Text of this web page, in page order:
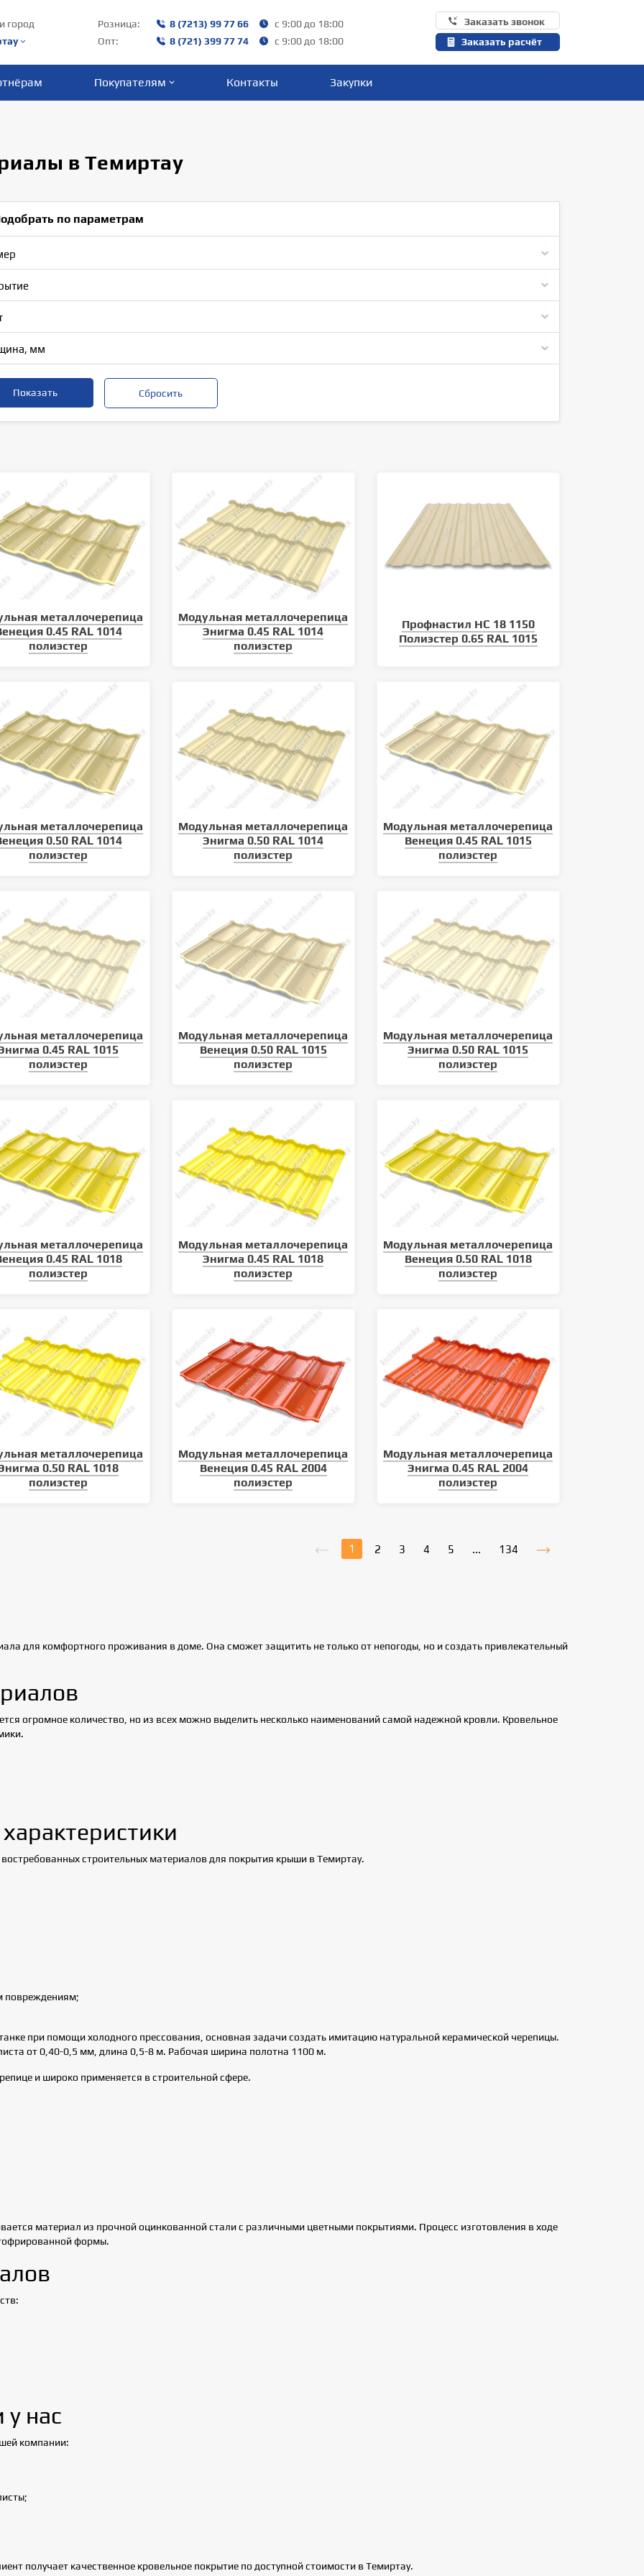
город
Розница: 8 (7213) 99 77 66
с 9:00 до 18:00
Опт:
8 (721) 399 77 74 с 9:00 до 18:00
Заказать звонок
Заказать расчёт
Покупателям Контакты Закупки
в Темиртау
условий
материала
Уход за кровлей: как продлить
срок службы металлочерепицы
Какие виды кровли существуют
Как монтировать
по параметрам
мм
металлочерепица
0.45 RAL 1014
полиэстер
Модульная металлочерепица
Энигма 0.45 RAL 1014
полиэстер
Профнастил НС 18 1150
Полиэстер 0.65 RAL 1015
металлочерепица
0.50 RAL 1014
полиэстер
Модульная металлочерепица
Энигма 0.50 RAL 1014
полиэстер
Модульная металлочерепица
Венеция 0.45 RAL 1015
полиэстер
металлочерепица
0.45 RAL 1015
полиэстер
Модульная металлочерепица
Венеция 0.50 RAL 1015
полиэстер
Модульная металлочерепица
Энигма 0.50 RAL 1015
полиэстер
металлочерепица
0.45 RAL 1018
полиэстер
Модульная металлочерепица
Энигма 0.45 RAL 1018
полиэстер
Модульная металлочерепица
Венеция 0.50 RAL 1018
полиэстер
металлочерепица
0.50 RAL 1018
полиэстер
Модульная металлочерепица
Венеция 0.45 RAL 2004
полиэстер
Модульная металлочерепица
Энигма 0.45 RAL 2004
полиэстер
1 2 3 4 5 ... 134
для комфортного проживания в доме. Она сможет защитить не только от непогоды, но и создать привлекательный
огромное количество, но из всех можно выделить несколько наименований самой надежной кровли. Кровельное
строительных материалов для покрытия крыши в Темиртау.
повреждениям;
при помощи холодного прессования, основная задачи создать имитацию натуральной керамической черепицы.
от 0,40-0,5 мм, длина 0,5-8 м. Рабочая ширина полотна 1100 м.
и широко применяется в строительной сфере.
материал из прочной оцинкованной стали с различными цветными покрытиями. Процесс изготовления в ходе
формы.
нас
компании:
получает качественное кровельное покрытие по доступной стоимости в Темиртау.